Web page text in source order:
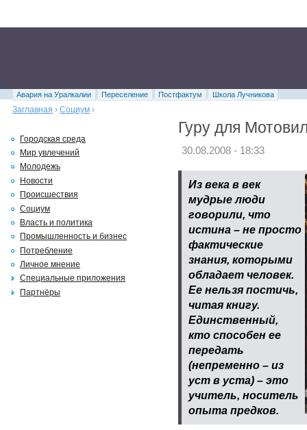
Авария на Уралкалии Переселение Постфактум
Школа Лучникова
Заглавная › Социум ›
Гуру для
30.08.2008 - 18:33
Из века в век
мудрые люди
говорили, что
истина – не просто
фактические
знания, которыми
обладает человек.
Ее нельзя постичь,
читая книгу.
Единственный,
кто способен ее
передать
(непременно – из
уст в уста) – это
учитель, носитель
опыта предков.
Городская среда
Мир увлечений
Молодежь
Новости
Происшествия
Социум
Власть и политика
Промышленность и бизнес
Потребление
Личное мнение
Специальные приложения
Партнёры